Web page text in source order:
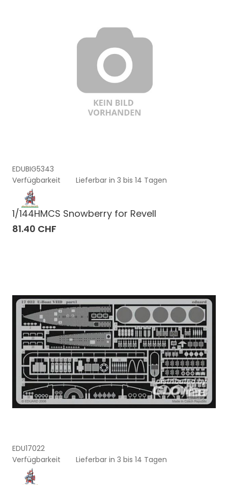
EDUBIG5343
Verfügbarkeit
Lieferbar in 3 bis 14 Tagen
1/144HMCS Snowberry for Revell
81.40 CHF
EDU17022
Verfügbarkeit
Lieferbar in 3 bis 14 Tagen